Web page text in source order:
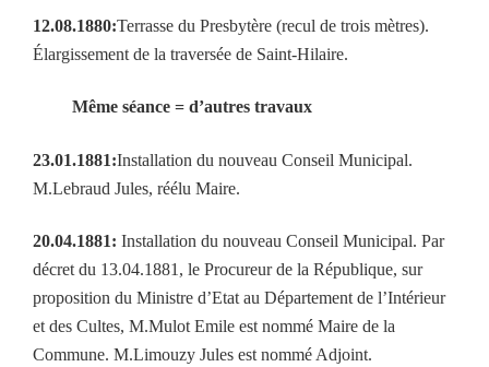
12.08.1880:Terrasse du Presbytère (recul de trois mètres).
Élargissement de la traversée de Saint-Hilaire.
Même séance = d’autres travaux
23.01.1881:Installation du nouveau Conseil Municipal.
M.Lebraud Jules, réélu Maire.
20.04.1881: Installation du nouveau Conseil Municipal. Par
décret du 13.04.1881, le Procureur de la République, sur
proposition du Ministre d’Etat au Département de l’Intérieur
et des Cultes, M.Mulot Emile est nommé Maire de la
Commune. M.Limouzy Jules est nommé Adjoint.